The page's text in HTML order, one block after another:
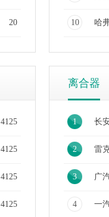
20 10 哈
4125
4125
4125
4125
离合器
1 长
2 雷
3 广
4 一